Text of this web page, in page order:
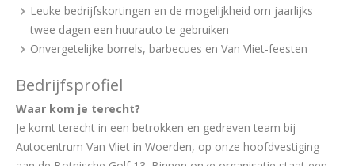
Leuke bedrijfskortingen en de mogelijkheid om jaarlijks
twee dagen een huurauto te gebruiken
Onvergetelijke borrels, barbecues en Van Vliet-feesten
Bedrijfsprofiel
Waar kom je terecht?
Je komt terecht in een betrokken en gedreven team bij
Autocentrum Van Vliet in Woerden, op onze hoofdvestiging